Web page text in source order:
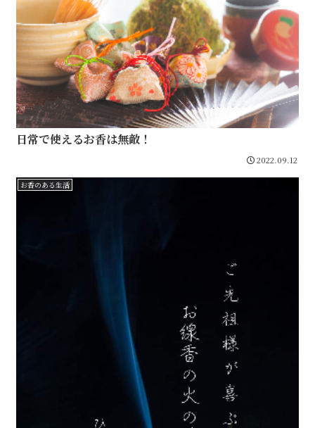
日常で使えるお香は無敵！
2022.09.12
お香のある生活